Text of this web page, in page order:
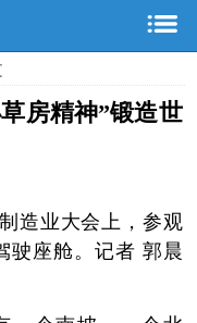
房精神”锻造世
造业大会上，参观
驶座舱。记者 郭晨